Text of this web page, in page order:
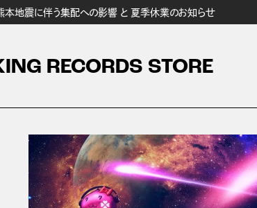
本地震に伴う集配への影響 と 夏季休業のお知らせ
RECORDS STORE